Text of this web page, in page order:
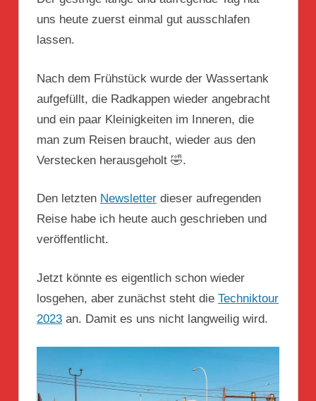
uns heute zuerst einmal gut ausschlafen
lassen.
Nach dem Frühstück wurde der Wassertank
aufgefüllt, die Radkappen wieder angebracht
und ein paar Kleinigkeiten im Inneren, die
man zum Reisen braucht, wieder aus den
Verstecken herausgeholt 🤣.
Den letzten Newsletter dieser aufregenden
Reise habe ich heute auch geschrieben und
veröffentlicht.
Jetzt könnte es eigentlich schon wieder
losgehen, aber zunächst steht die Techniktour
2023 an. Damit es uns nicht langweilig wird.